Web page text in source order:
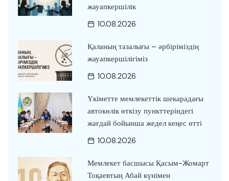
жауапкершілік
10.08.2026
Қаланың тазалығы – әрбіріміздің
жауапкершілігіміз
10.08.2026
Үкіметте мемлекеттік шекарадағы
автокөлік өткізу пункттеріндегі
жағдай бойынша жедел кеңес өтті
10.08.2026
Мемлекет басшысы Қасым-Жомарт
Тоқаевтың Абай күнімен